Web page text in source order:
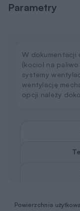
Parametry
W dokumentacji
(kocioł na
systemy
wentylację
opcji należy
Powierzchnia użytkowa